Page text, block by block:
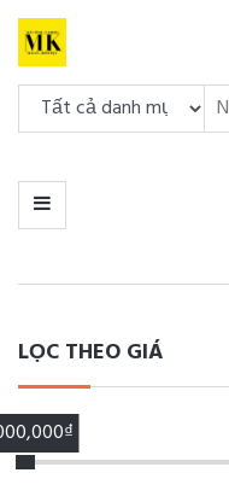
DANH
MỤC
MENU
LỌC THEO GIÁ